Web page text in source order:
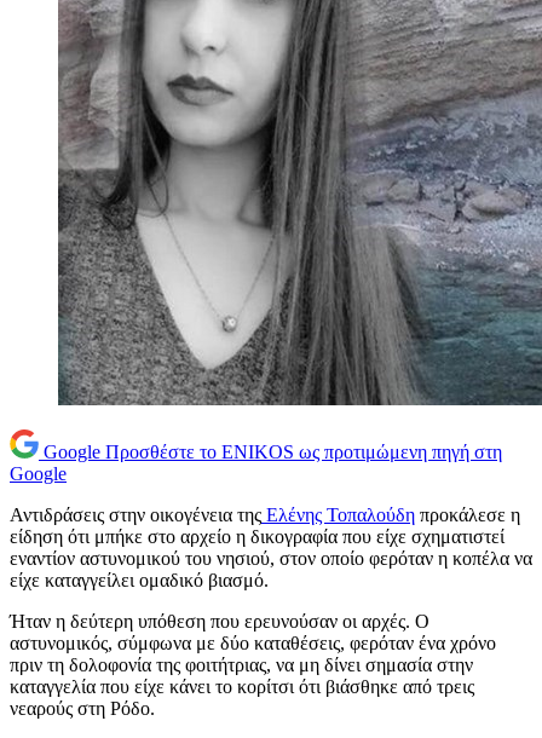
Google Προσθέστε το ENIKOS ως προτιμώμενη πηγή στη
Google
Αντιδράσεις στην οικογένεια της Ελένης Τοπαλούδη προκάλεσε η
είδηση ότι μπήκε στο αρχείο η δικογραφία που είχε σχηματιστεί
εναντίον αστυνομικού του νησιού, στον οποίο φερόταν η κοπέλα να
είχε καταγγείλει ομαδικό βιασμό.
Ήταν η δεύτερη υπόθεση που ερευνούσαν οι αρχές. Ο
αστυνομικός, σύμφωνα με δύο καταθέσεις, φερόταν ένα χρόνο
πριν τη δολοφονία της φοιτήτριας, να μη δίνει σημασία στην
καταγγελία που είχε κάνει το κορίτσι ότι βιάσθηκε από τρεις
νεαρούς στη Ρόδο.